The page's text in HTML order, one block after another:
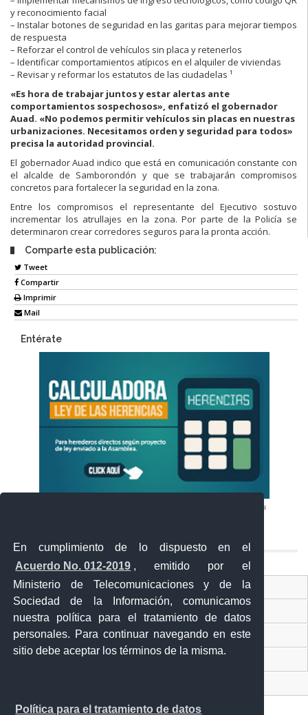
En cumplimiento de lo dispuesto en el
Acuerdo No. 012-2019 , emitido por el
Ministerio de Telecomunicaciones y de la
Sociedad de la Información, comunicamos
nuestra política para el tratamiento de datos
personales. Para continuar navegando en este
sitio debe aceptar los términos de la misma.
Política para el tratamiento de datos
y reconocimiento facial
– Instalar botones de seguridad en las garitas para mejorar tiempos
de respuesta
– Reforzar el control de vehículos sin placa y retenerlos
– Identificar comportamientos atípicos en el alquiler de viviendas
– Revisar y reformar los estatutos de las ciudadelas ¹
«Es hora de trabajar juntos y estar alertas ante
comportamientos sospechosos», enfatizó el gobernador
Auad. «No podemos permitir vehículos sin placas en nuestras
urbanizaciones. Necesitamos orden y seguridad para todos»
precisa la autoridad provincial.
El gobernador Auad indico que está en comunicación constante con
el alcalde de Samborondón y que se trabajarán compromisos
concretos para fortalecer la seguridad en la zona.
Entre los compromisos el representante del Ejecutivo sostuvo
incrementar los atrullajes en la zona. Por parte de la Policía se
determinaron crear corredores seguros para la pronta acción.
Comparte esta publicación:
Tweet
Compartir
Imprimir
Mail
Entérate
Ventanilla Única Virtual
Ventanilla Única de Comercio Exterior
Gobierno Abierto